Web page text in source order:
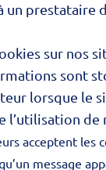
un prestataire
sur nos
sont
lorsque le
l’utilisation de
acceptent les
message